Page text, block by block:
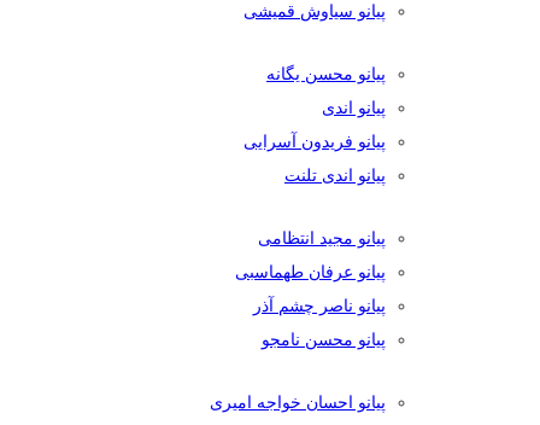
پیانو سیاوش قمیشی
پیانو محسن یگانه
پیانو اندی
پیانو فریدون آسرایی
پیانو اندی تلنت
پیانو مجید انتظامی
پیانو عرفان طهماسبی
پیانو ناصر چشم آذر
پیانو محسن نامجو
پیانو احسان خواجه امیری